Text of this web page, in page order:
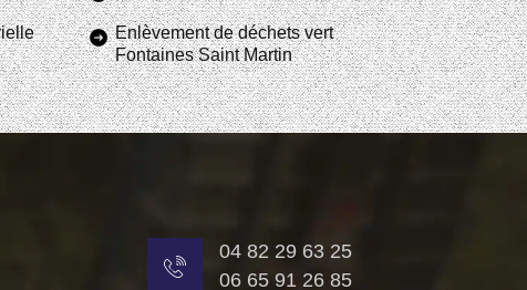
Enlèvement de déchets vert
Fontaines Saint Martin
04 82 29 63 25
06 65 91 26 85